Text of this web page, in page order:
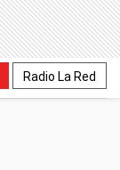
Radio La Red